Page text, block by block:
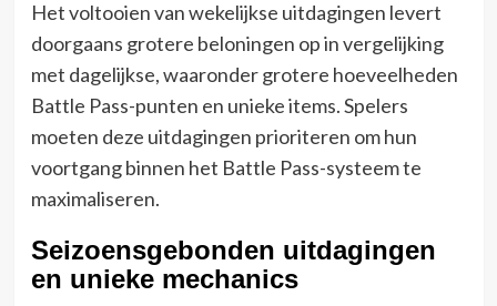
Het voltooien van wekelijkse uitdagingen levert
doorgaans grotere beloningen op in vergelijking
met dagelijkse, waaronder grotere hoeveelheden
Battle Pass-punten en unieke items. Spelers
moeten deze uitdagingen prioriteren om hun
voortgang binnen het Battle Pass-systeem te
maximaliseren.
Seizoensgebonden uitdagingen
en unieke mechanics